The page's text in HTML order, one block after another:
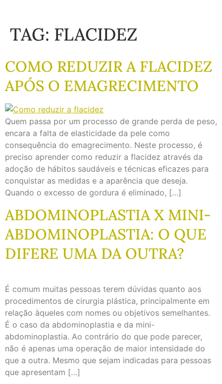
TAG: FLACIDEZ
COMO REDUZIR A FLACIDEZ
APÓS O EMAGRECIMENTO
Quem passa por um processo de grande perda de peso,
encara a falta de elasticidade da pele como
consequência do emagrecimento. Neste processo, é
preciso aprender como reduzir a flacidez através da
adoção de hábitos saudáveis e técnicas eficazes para
conquistar as medidas e a aparência que deseja.
Quando o excesso de gordura é eliminado, […]
ABDOMINOPLASTIA X MINI-
ABDOMINOPLASTIA: O QUE
DIFERE UMA DA OUTRA?
É comum muitas pessoas terem dúvidas quanto aos
procedimentos de cirurgia plástica, principalmente em
relação àqueles com nomes ou objetivos semelhantes.
É o caso da abdominoplastia e da mini-
abdominoplastia. Ao contrário do que pode parecer,
não é apenas uma operação de maior intensidade do
que a outra. Mesmo que sejam indicadas para pessoas
que apresentam […]